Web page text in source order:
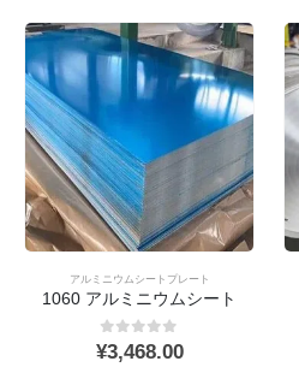
アルミニウムシートプレート
1060 アルミニウムシート
0out 5
¥3,468.00